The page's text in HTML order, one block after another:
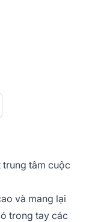
trung tâm cuộc
và mang lại
trong tay các